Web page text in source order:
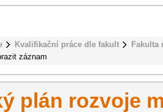
Kvalifikační práce dle fakult
Fakulta
záznam
plán rozvoje